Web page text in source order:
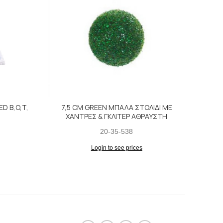
B,O,T,
7,5 CM GREEN ΜΠΑΛΑ ΣΤΟΛΙΔΙ ΜΕ
ΧΑΝΤΡΕΣ & ΓΚΛΙΤΕΡ ΑΘΡΑΥΣΤΗ
20-35-538
Login to see prices